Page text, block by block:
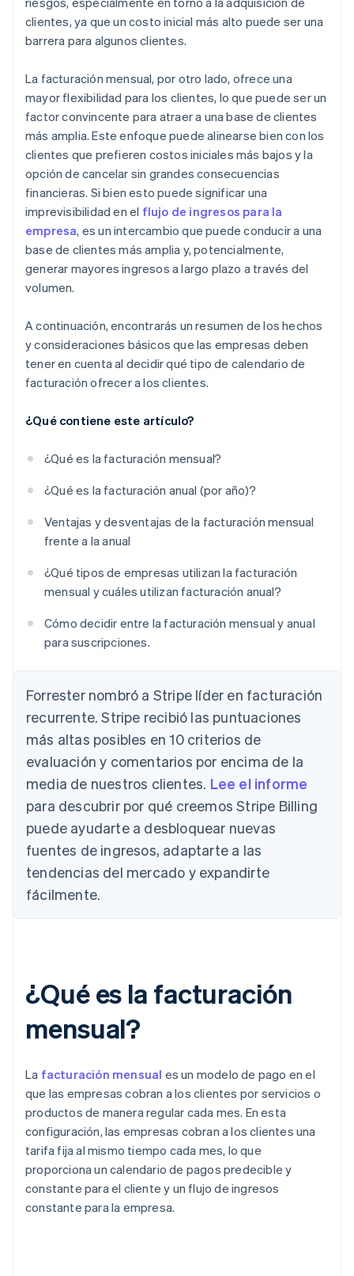
clientes, ya que un costo inicial más alto puede ser una
barrera para algunos clientes.
La facturación mensual, por otro lado, ofrece una
mayor flexibilidad para los clientes, lo que puede ser un
factor convincente para atraer a una base de clientes
más amplia. Este enfoque puede alinearse bien con los
clientes que prefieren costos iniciales más bajos y la
opción de cancelar sin grandes consecuencias
financieras. Si bien esto puede significar una
imprevisibilidad en el flujo de ingresos para la
empresa, es un intercambio que puede conducir a una
base de clientes más amplia y, potencialmente,
generar mayores ingresos a largo plazo a través del
volumen.
A continuación, encontrarás un resumen de los hechos
y consideraciones básicos que las empresas deben
tener en cuenta al decidir qué tipo de calendario de
facturación ofrecer a los clientes.
¿Qué contiene este artículo?
¿Qué es la facturación mensual?
¿Qué es la facturación anual (por año)?
Ventajas y desventajas de la facturación mensual
frente a la anual
¿Qué tipos de empresas utilizan la facturación
mensual y cuáles utilizan facturación anual?
Cómo decidir entre la facturación mensual y anual
para suscripciones.
Forrester nombró a Stripe líder en facturación
recurrente. Stripe recibió las puntuaciones
más altas posibles en 10 criterios de
evaluación y comentarios por encima de la
media de nuestros clientes. Lee el informe
para descubrir por qué creemos Stripe Billing
puede ayudarte a desbloquear nuevas
fuentes de ingresos, adaptarte a las
tendencias del mercado y expandirte
fácilmente.
¿Qué es la facturación
mensual?
La facturación mensual es un modelo de pago en el
que las empresas cobran a los clientes por servicios o
productos de manera regular cada mes. En esta
configuración, las empresas cobran a los clientes una
tarifa fija al mismo tiempo cada mes, lo que
proporciona un calendario de pagos predecible y
constante para el cliente y un flujo de ingresos
constante para la empresa.